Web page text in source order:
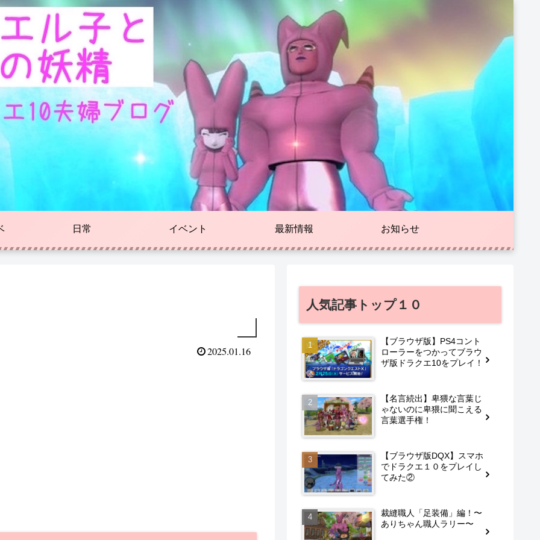
日常 イベント 最新情報 お知らせ
2025.01.16
人気記事トップ１０
【ブラウザ版】PS4コント
ローラーをつかってブラウ
ザ版ドラクエ10をプレイ！
【名言続出】卑猥な言葉じ
ゃないのに卑猥に聞こえる
言葉選手権！
【ブラウザ版DQX】スマホ
でドラクエ１０をプレイし
てみた②
裁縫職人「足装備」編！〜
ありちゃん職人ラリー〜